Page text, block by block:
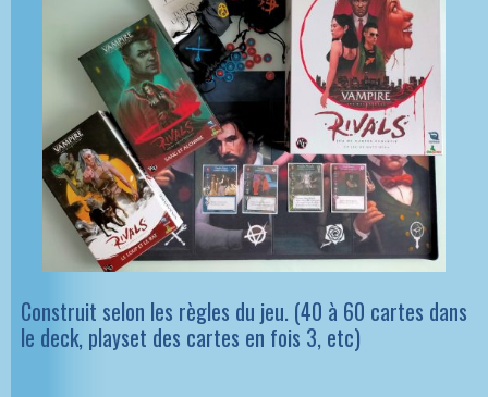
Construit selon les règles du jeu. (40 à 60 cartes dans
le deck, playset des cartes en fois 3, etc)